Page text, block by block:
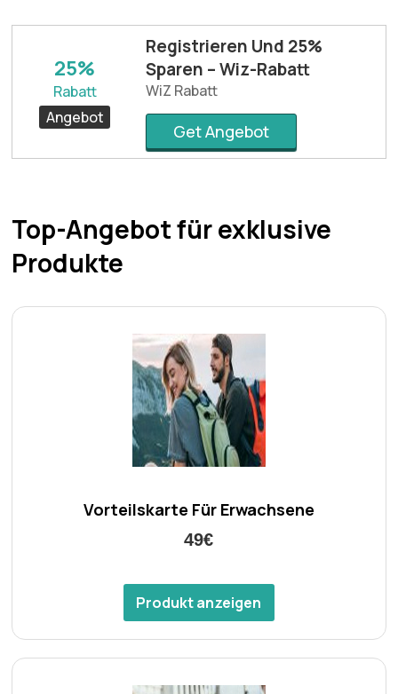
25%
Rabatt
Angebot
Registrieren Und 25%
Sparen – Wiz-Rabatt
WiZ Rabatt
Get Angebot
Top-Angebot für exklusive
Produkte
Vorteilskarte Für Erwachsene
49€
Produkt anzeigen